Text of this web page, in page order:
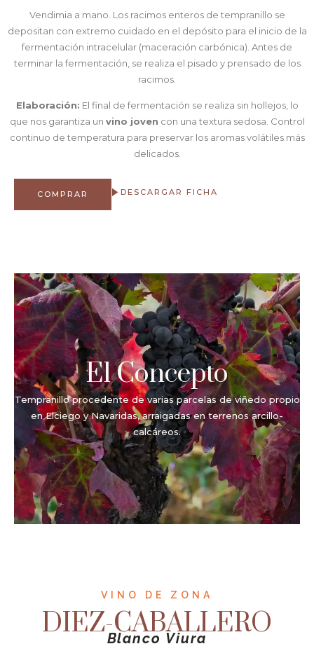
Vendimia a mano. Los racimos enteros de tempranillo se
depositan con extremo cuidado en el depósito para el inicio de la
fermentación intracelular (maceración carbónica). Antes de
terminar la fermentación, se realiza el pisado y prensado de los
racimos.
Elaboración: El final de fermentación se realiza sin hollejos, lo
que nos garantiza un vino joven con una textura sedosa. Control
continuo de temperatura para preservar los aromas volátiles más
delicados.
COMPRAR DESCARGAR FICHA
El Concepto
Tempranillo procedente de varias parcelas de viñedo propio
en Elciego y Navaridas, arraigadas en terrenos arcillo-
calcáreos.
VINO DE ZONA
DIEZ-CABALLERO
Blanco Viura